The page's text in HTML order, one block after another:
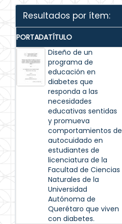
Resultados por ítem:
PORTADATÍTULO
Diseño de un
programa de
educación en
diabetes que
responda a las
necesidades
educativas sentidas
y promueva
comportamientos de
autocuidado en
estudiantes de
licenciatura de la
Facultad de Ciencias
Naturales de la
Universidad
Autónoma de
Querétaro que viven
con diabetes.